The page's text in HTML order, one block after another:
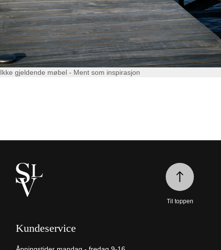
Ikke gjeldende møbel - Ment som inspirasjon
Kundeservice
Til toppen